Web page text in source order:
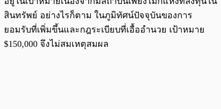
สินทรัพย์ อย่างไรก็ตาม ในภูมิทัศน์ปัจจุบันของการ
ยอมรับที่เพิ่มขึ้นและกฎระเบียบที่เอื้ออำนวย เป้าหมาย
$150,000 จึงไม่สมเหตุสมผล